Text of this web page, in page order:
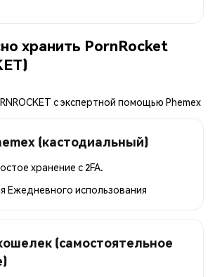
хранить PornRocket
с экспертной помощью Phemex
(кастодиальный)
хранение с 2FA.
Ежедневного использования
(самостоятельное